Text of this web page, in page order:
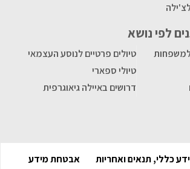
לצ'ילה
לפי נושא
למשפחות
טיולים פרטיים לנוסע העצמאי
טיולי ספארי
דרושים באיילה גיאוגרפית
כללי, תנאים ואחריות
אבטחת מידע